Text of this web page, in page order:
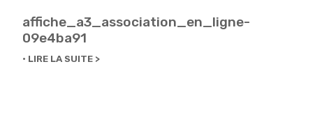
affiche_a3_association_en_ligne-
09e4ba91
LIRE LA SUITE